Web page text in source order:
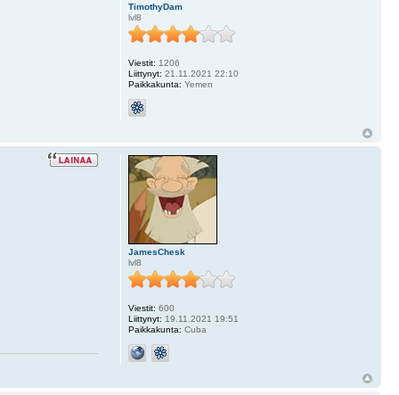
TimothyDam
lvl8
Viestit: 1206
Liittynyt: 21.11.2021 22:10
Paikkakunta: Yemen
JamesChesk
lvl8
Viestit: 600
Liittynyt: 19.11.2021 19:51
Paikkakunta: Cuba